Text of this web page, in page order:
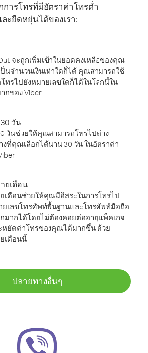
การโทรที่มีอัตราค่าโทรต่ำ
ละยืดหยุ่นได้ของเรา:
จะถูกเพิ่มเข้าในยอดคงเหลือของคุณ
นจำนวนเงินเท่าใดก็ได้ คุณสามารถใช้
ทรไปยังหมายเลขใดก็ได้ในโลกนี้ใน
กของ Viber
วัน
วันช่วยให้คุณสามารถโทรไปต่าง
งที่คุณเลือกได้นาน 30 วัน ในอัตราค่า
ยเดือน
เดือนช่วยให้คุณมีอิสระในการโทรไป
ยเลขโทรศัพท์พื้นฐานและโทรศัพท์มือถือ
มากได้โดยไม่ต้องคอยต่ออายุแพ็คเกจ
หยัดค่าโทรของคุณได้มากขึ้น ด้วย
เดือนนี้
ปลายทางอื่นๆ